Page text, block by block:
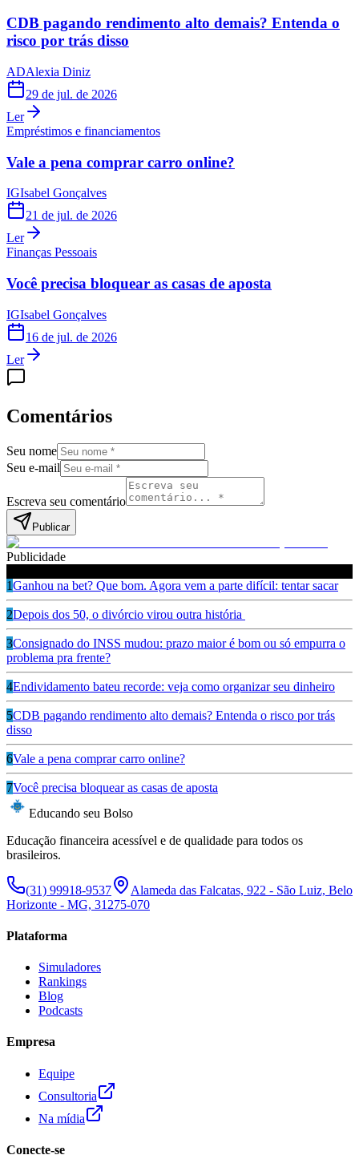
CDB pagando rendimento alto demais? Entenda o
risco por trás disso
ADAlexia Diniz
29 de jul. de 2026
Ler
Empréstimos e financiamentos
Vale a pena comprar carro online?
IGIsabel Gonçalves
21 de jul. de 2026
Ler
Finanças Pessoais
Você precisa bloquear as casas de aposta
IGIsabel Gonçalves
16 de jul. de 2026
Ler
Comentários
Seu nome
Seu e-mail
Escreva seu comentário
Publicar
Publicidade
1Ganhou na bet? Que bom. Agora vem a parte difícil: tentar sacar
2Depois dos 50, o divórcio virou outra história
3Consignado do INSS mudou: prazo maior é bom ou só empurra o
problema pra frente?
4Endividamento bateu recorde: veja como organizar seu dinheiro
5CDB pagando rendimento alto demais? Entenda o risco por trás
disso
6Vale a pena comprar carro online?
7Você precisa bloquear as casas de aposta
Educando seu Bolso
Educação financeira acessível e de qualidade para todos os
brasileiros.
(31) 99918-9537
Alameda das Falcatas, 922 - São Luiz, Belo
Horizonte - MG, 31275-070
Plataforma
Simuladores
Rankings
Blog
Podcasts
Empresa
Equipe
Consultoria
Na mídia
Conecte-se